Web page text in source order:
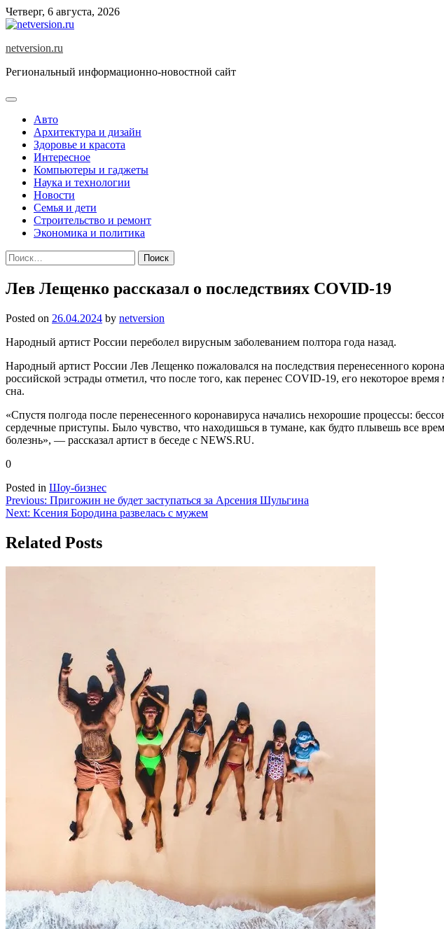
Skip
to
Четверг, 6 августа, 2026
netversion.ru
Региональный информационно-новостной сайт
Авто
Архитектура и дизайн
Здоровье и красота
Интересное
Компьютеры и гаджеты
Наука и технологии
Новости
Семья и дети
Строительство и ремонт
Экономика и политика
Найти:
Лев Лещенко рассказал о последствиях COVID-19
Posted on 26.04.2024 by netversion
Народный артист России переболел вирусным заболеванием полтора года назад.
Народный артист России Лев Лещенко пожаловался на последствия перенесенного
российской эстрады отметил, что после того, как перенес COVID-19, его некоторое
сна.
«Спустя полгода после перенесенного коронавируса начались нехорошие процессы:
сердечные приступы. Было чувство, что находишься в тумане, как будто плывешь все
болезнь», — рассказал артист в беседе с NEWS.RU.
0
Posted in Шоу-бизнес
Навигация
по
записям
Previous: Пригожин не будет заступаться за Арсения Шульгина
Next: Ксения Бородина развелась с мужем
Related Posts